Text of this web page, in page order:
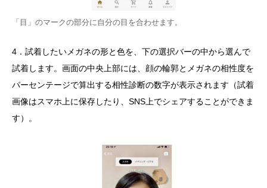
「目」のマークの部分に自分の目を合わせます。
4．試着したいメガネの形と色を、下の選択バーの中から選んで
試着します。画面の中央上部には、顔の輪郭とメガネの相性度を
パーセンテージで算出する相性診断の数字が表示されます（試着
画像はスマホ上に保存したり、SNS上でシェアすることができま
す）。